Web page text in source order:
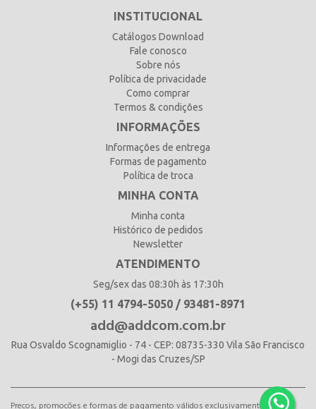
INSTITUCIONAL
Catálogos Download
Fale conosco
Sobre nós
Política de privacidade
Como comprar
Termos & condições
INFORMAÇÕES
Informações de entrega
Formas de pagamento
Política de troca
MINHA CONTA
Minha conta
Histórico de pedidos
Newsletter
ATENDIMENTO
Seg/sex das 08:30h às 17:30h
(+55) 11 4794-5050 / 93481-8971
add@addcom.com.br
Rua Osvaldo Scognamiglio - 74 - CEP: 08735-330 Vila São Francisco
- Mogi das Cruzes/SP
Preços, promoções e formas de pagamento válidos exclusivamente para